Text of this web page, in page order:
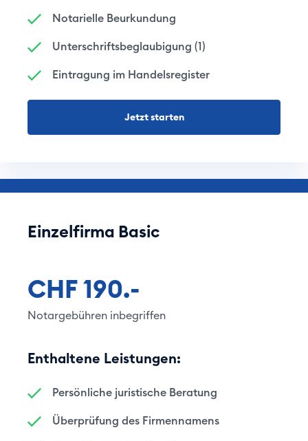
Notarielle Beurkundung
Unterschriftsbeglaubigung (1)
Eintragung im Handelsregister
Jetzt starten
Einzelfirma Basic
CHF 190.-
Notargebühren inbegriffen
Enthaltene Leistungen:
Persönliche juristische Beratung
Überprüfung des Firmennamens